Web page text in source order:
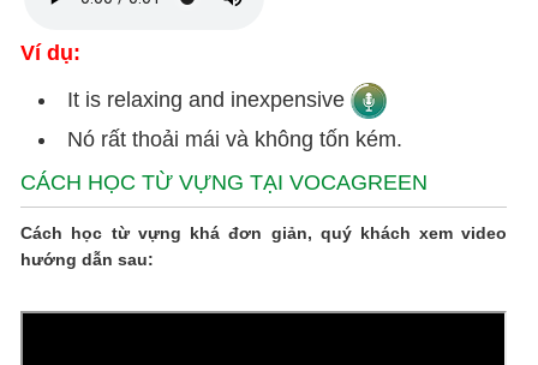
Ví dụ:
It is relaxing and inexpensive
Nó rất thoải mái và không tốn kém.
CÁCH HỌC TỪ VỰNG TẠI VOCAGREEN
Cách học từ vựng khá đơn giản, quý khách xem video
hướng dẫn sau: